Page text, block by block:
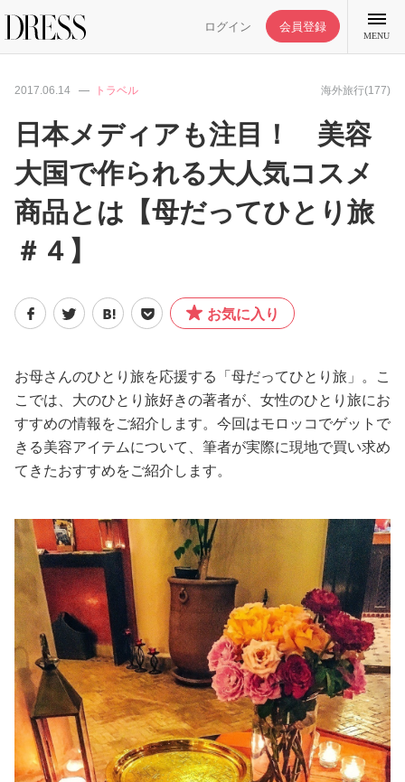
ログイン 会員登録
MENU
特集記事
DRESS部活
ファッション
恋愛/結婚/離婚
美容/健康
妊娠/出産/家族
ココロ/カラダ
グルメ
トラベル
カルチャー/エンタメ
2017.06.14 トラベル 海外旅行(177)
日本メディアも注目！ 美容
大国で作られる大人気コスメ
商品とは【母だってひとり旅
＃４】
お気に入り
お母さんのひとり旅を応援する「母だってひとり旅」。こ
こでは、大のひとり旅好きの著者が、女性のひとり旅にお
すすめの情報をご紹介します。今回はモロッコでゲットで
きる美容アイテムについて、筆者が実際に現地で買い求め
てきたおすすめをご紹介します。